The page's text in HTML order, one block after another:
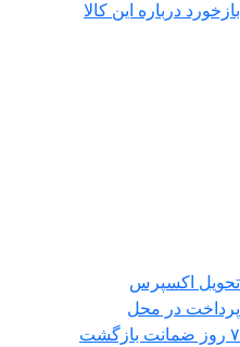
بازخورد درباره این کالا
تحویل اکسپرس
پرداخت در محل
۷ روز ضمانت بازگشت